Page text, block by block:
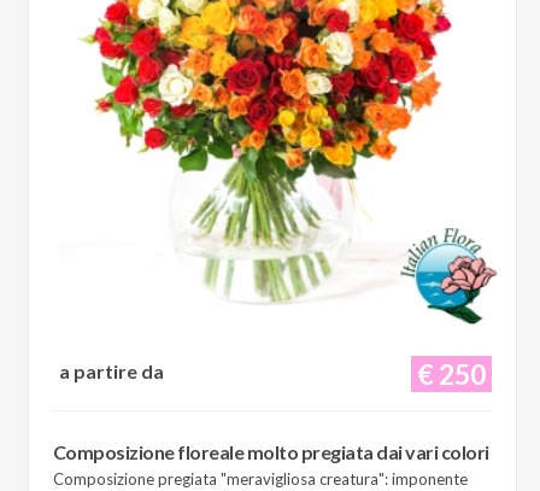
€ 250
a partire da
Composizione floreale molto pregiata dai vari colori
Composizione pregiata "meravigliosa creatura": imponente